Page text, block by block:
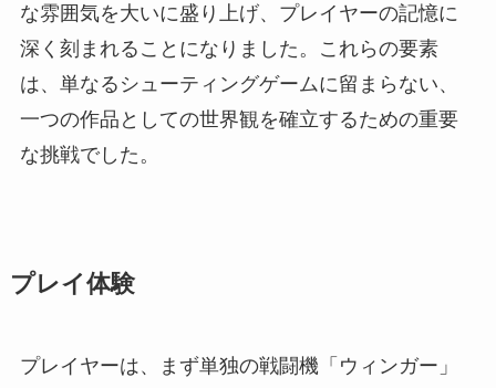
な雰囲気を大いに盛り上げ、プレイヤーの記憶に
深く刻まれることになりました。これらの要素
は、単なるシューティングゲームに留まらない、
一つの作品としての世界観を確立するための重要
な挑戦でした。
プレイ体験
プレイヤーは、まず単独の戦闘機「ウィンガー」